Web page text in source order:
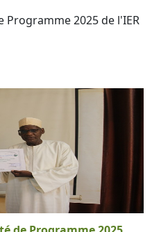
Programme 2025 de l'IER